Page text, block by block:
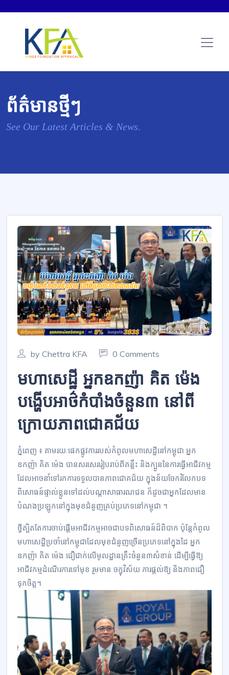
ព័ត៌មានថ្មីៗ
See Our Latest Articles & News.
by Chettra KFA 0 Comments
មហាសេដ្ឋី អ្នកឧកញ៉ា គិត ម៉េង
បង្ហើបអាថ៌កំបាំងចំនួន៣ នៅពី
ក្រោយភាពជោគជ័យ
ភ្នំពេញ ៖ តាមរយៈផេកផ្លូវការរបស់កំពូលមហាសេដ្ឋីនៅកម្ពុជា អ្នក
ឧកញ៉ា គិត ម៉េង បានសរសេររៀបរាប់ពីគន្លឹះ និងក្បួននៃការធ្វើអាជីវកម្ម
ដែលអាចនាំទៅរកការទទួលបានភាពជោគជ័យ ក្នុងន័យចែករំលែកបទ
ពិសោធន៍ផ្ទាល់ខ្លួនទៅដល់បណ្តាសាធារណជន ក៏ដូចជាអ្នកដែលមាន
បំណងប្រឡូកនៅក្នុងមុខជំនួញគ្រប់ប្រភេទនៅកម្ពុជា ។
ថ្វីត្បិតតែការចាប់ផ្តើមអាជីវកម្មអាចជាបទពិសោធន៍ដ៏ពិបាក ប៉ុន្តែកំពូល
មហាសេដ្ឋីប្រចាំនៅកម្ពុជាដែលមុខជំនួញច្រើនប្រភេទនៅក្នុងដៃ អ្នក
ឧកញ៉ា គិត ម៉េង ជឿជាក់លើមូលដ្ឋានគ្រឹះចំនួន៣សំខាន់ ដើម្បីធ្វើឱ្យ
អាជីវកម្មដំណើរការទៅមុខ រួមមាន ចក្ខុវិស័យ ការផ្តល់ឱ្យ និងភាពជឿ
ទុកចិត្ត។